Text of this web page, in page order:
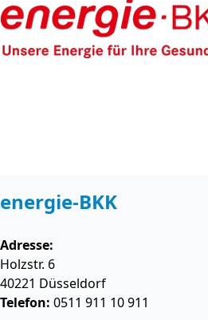
energie-BKK
Adresse:
Holzstr. 6
40221 Düsseldorf
Telefon: 0511 911 10 911